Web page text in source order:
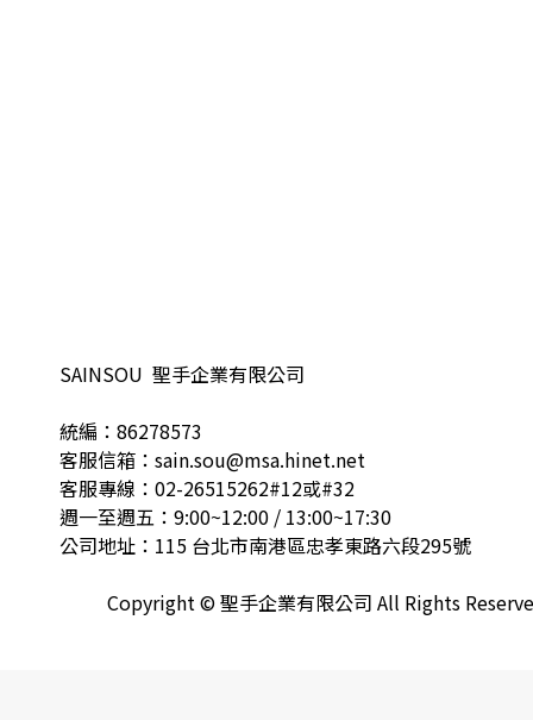
SAINSOU 聖手企業有限公司
統編：86278573
客服信箱：sain.sou@msa.hinet.net
客服專線：02-26515262#12或#32
週一至週五：9:00~12:00 / 13:00~17:30
公司地址：115 台北市南港區忠孝東路六段295號
Copyright © 聖手企業有限公司 All Rights